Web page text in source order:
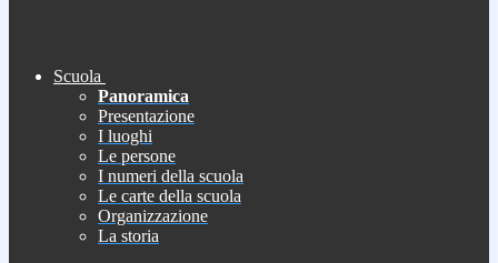
Scuola
Panoramica
Presentazione
I luoghi
Le persone
I numeri della scuola
Le carte della scuola
Organizzazione
La storia